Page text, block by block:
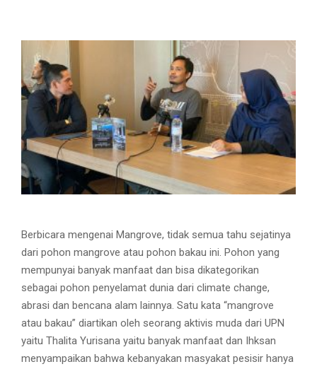
Berbicara mengenai Mangrove, tidak semua tahu sejatinya
dari pohon mangrove atau pohon bakau ini. Pohon yang
mempunyai banyak manfaat dan bisa dikategorikan
sebagai pohon penyelamat dunia dari climate change,
abrasi dan bencana alam lainnya. Satu kata “mangrove
atau bakau” diartikan oleh seorang aktivis muda dari UPN
yaitu Thalita Yurisana yaitu banyak manfaat dan Ihksan
menyampaikan bahwa kebanyakan masyakat pesisir hanya